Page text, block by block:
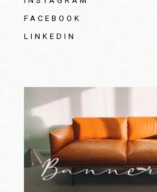
FACEBOOK
LINKEDIN